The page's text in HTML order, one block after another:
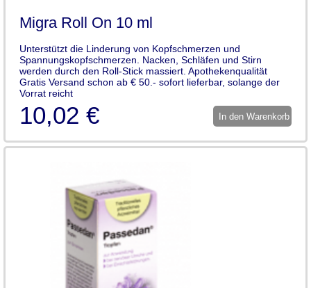
Migra Roll On 10 ml
Unterstützt die Linderung von Kopfschmerzen und
Spannungskopfschmerzen. Nacken, Schläfen und Stirn
werden durch den Roll-Stick massiert. Apothekenqualität
Gratis Versand schon ab € 50.- sofort lieferbar, solange der
Vorrat reicht
10,02 € In den Warenkorb